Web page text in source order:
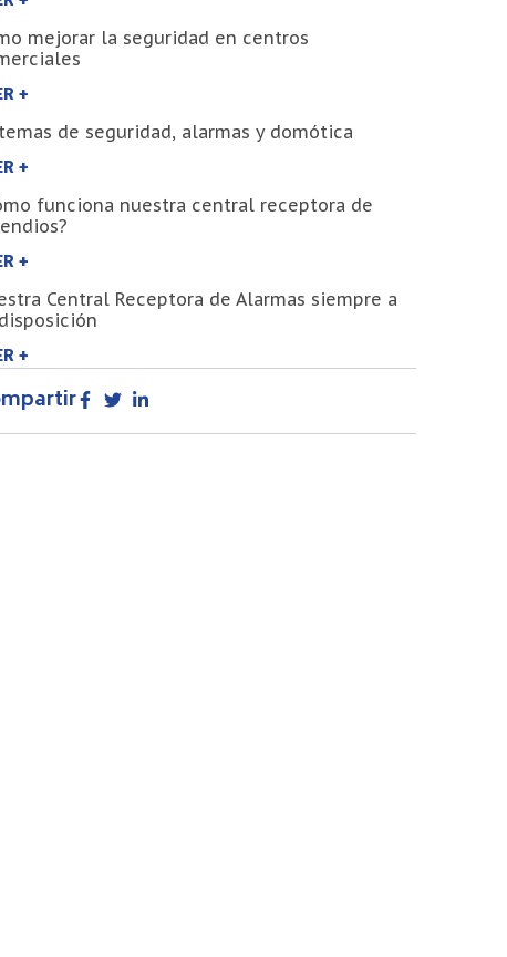
mejorar la seguridad en centros
+
de seguridad, alarmas y domótica
+
funciona nuestra central receptora de
+
Central Receptora de Alarmas siempre a
+